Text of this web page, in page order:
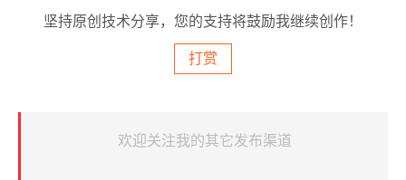
坚持原创技术分享，您的支持将鼓励我继续创作！
打赏
欢迎关注我的其它发布渠道